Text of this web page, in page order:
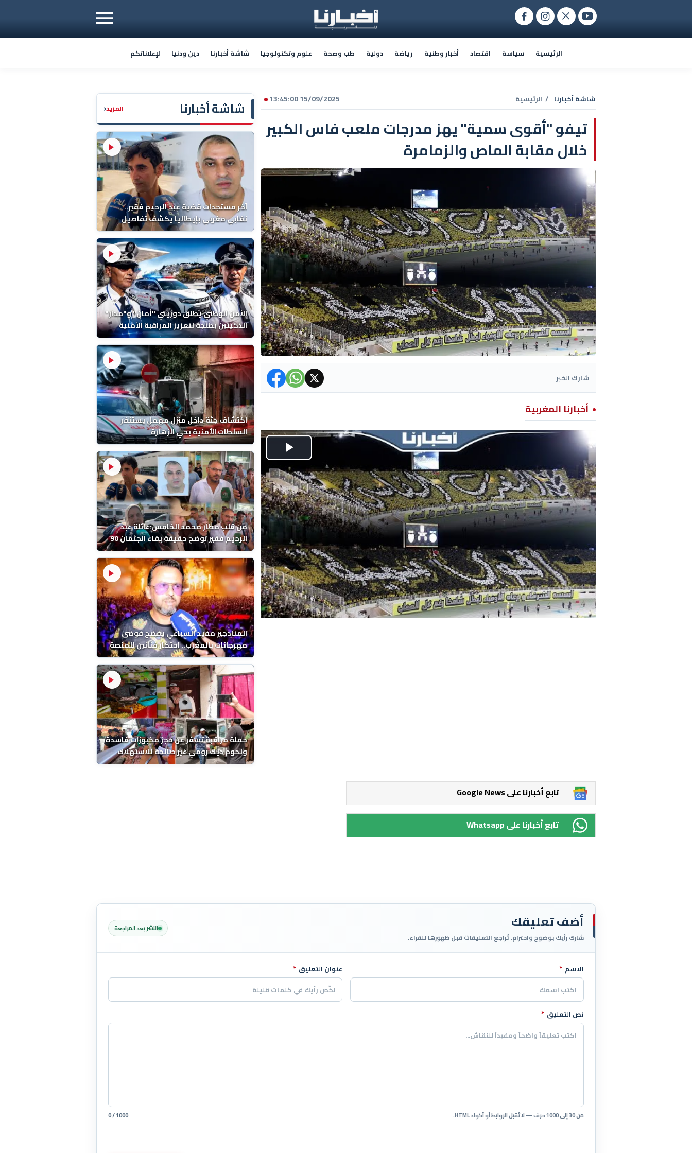
الرئيسية سياسة اقتصاد أخبار وطنية رياضة دولية طب وصحة علوم وتكنولوجيا شاشة أخبارنا دين ودنيا لإعلاناتكم
شاشة أخبارنا المزيد‹
آخر مستجدات قضية عبد الرحيم فقير..
نقابي مغربي بإيطاليا يكشف تفاصيل
الوفاة ونتائج التشريح
الأمن الوطني يطلق دوريتي "أمان" و"مدار"
الذكيتين بطنجة لتعزيز المراقبة الأمنية
اكتشاف جثة داخل منزل مهمل يستنفر
السلطات الأمنية بحي الزهارة
من قلب مطار محمد الخامس:عائلة عبد
الرحيم فقير توضح حقيقة بقاء الجثمان 90
يوماً قبل إعادته إلى المغرب
المنادجير مفيد السباعي يفضح فوضى
مهرجانات بالمغرب.. احتكار فنانين للمنصة
واقصاء اخرين
حملة مراقبة تسفر عن حجز مخبوزات فاسدة
ولحوم ديك رومي غير صالحة للاستهلاك
بالحي الحسني
15/09/2025 13:45:00 شاشة أخبارنا / الرئيسية
تيفو "أقوى سمية" يهز مدرجات ملعب فاس الكبير
خلال مقابة الماص والزمامرة
شارك الخبر
أخبارنا المغربية
Play
Video
Google News تابع أخبارنا على
Whatsapp تابع أخبارنا على
أضف تعليقك
شارك رأيك بوضوح واحترام. تُراجع التعليقات قبل ظهورها للقراء.
النشر بعد المراجعة
اترك هذا الحقل فارغاً
الاسم * عنوان التعليق *
نص التعليق *
من 30 إلى 1000 حرف — لا تُقبل الروابط أو أكواد HTML. 0 / 1000